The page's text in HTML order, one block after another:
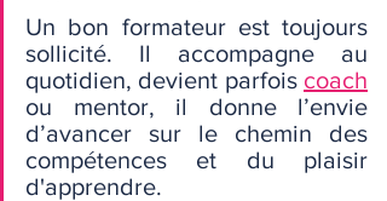
Un bon formateur est toujours
sollicité. Il accompagne au
quotidien, devient parfois coach
ou mentor, il donne l’envie
d’avancer sur le chemin des
compétences et du plaisir
d'apprendre.